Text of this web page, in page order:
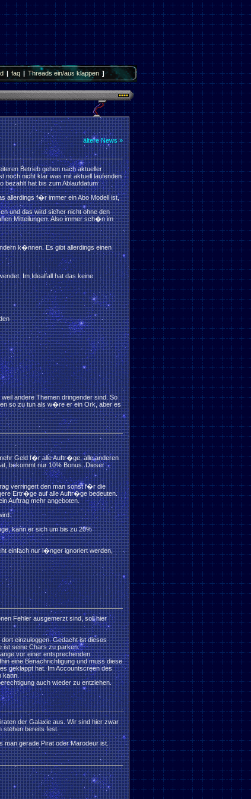
| faq | Threads ein/aus klappen ]
ältere News »
Betrieb gehen nach aktueller
noch nicht klar was mit aktuell laufenden
hat bis zum Ablaufdatum
allerdings f�r immer ein Abo Modell ist,
und das wird sicher nicht ohne den
Mitteilungen. Also immer sch�n im
k�nnen. Es gibt allerdings einen
Im Idealfall hat das keine
andere Themen dringender sind. So
so zu tun als w�re er ein Ork, aber es
Geld f�r alle Auftr�ge, alle anderen
bekommt nur 10% Bonus. Dieser
verringert den man sonst f�r die
Ertr�ge auf alle Auftr�ge bedeuten.
Auftrag mehr angeboten.
kann er sich um bis zu 20%
einfach nur l�nger ignoriert werden,
Fehler ausgemerzt sind, soll hier
einzuloggen. Gedacht ist dieses
ist seine Chars zu parken.
vor einer entsprechenden
eine Benachrichtigung und muss diese
geklappt hat. Im Accountscreen des
kann.
auch wieder zu entziehen.
der Galaxie aus. Wir sind hier zwar
stehen bereits fest.
man gerade Pirat oder Marodeur ist.